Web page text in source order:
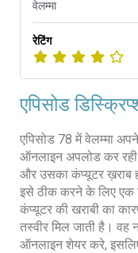
वेलम्मा
रेटिंग
एपिसोड
एपिसोड 78 में वेलम्मा
ऑनलाइन अपलोड कर
और उसका कंप्यूटर ख़राब
इसे ठीक करने के लिए एक
कंप्यूटर की खराबी का
तस्वीर मिल जाती है। वह
ऑनलाइन शेयर करे,